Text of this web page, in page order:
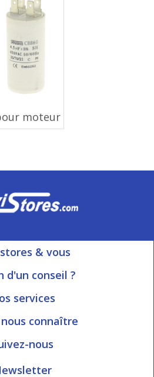
moteur
& vous
compte
d'un conseil ?
Lundi au Vendredi
services
livraison
Servistores
du site
connaître
nous?
nous